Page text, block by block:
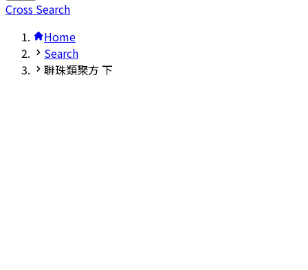
Cross Search
Home
Search
聨珠類聚方 下